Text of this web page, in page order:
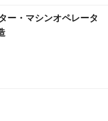
ー・マシンオペレータ